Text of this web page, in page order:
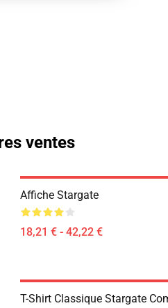
ventes
Affiche Stargate
18,21 € - 42,22 €
T-Shirt Classique Stargate